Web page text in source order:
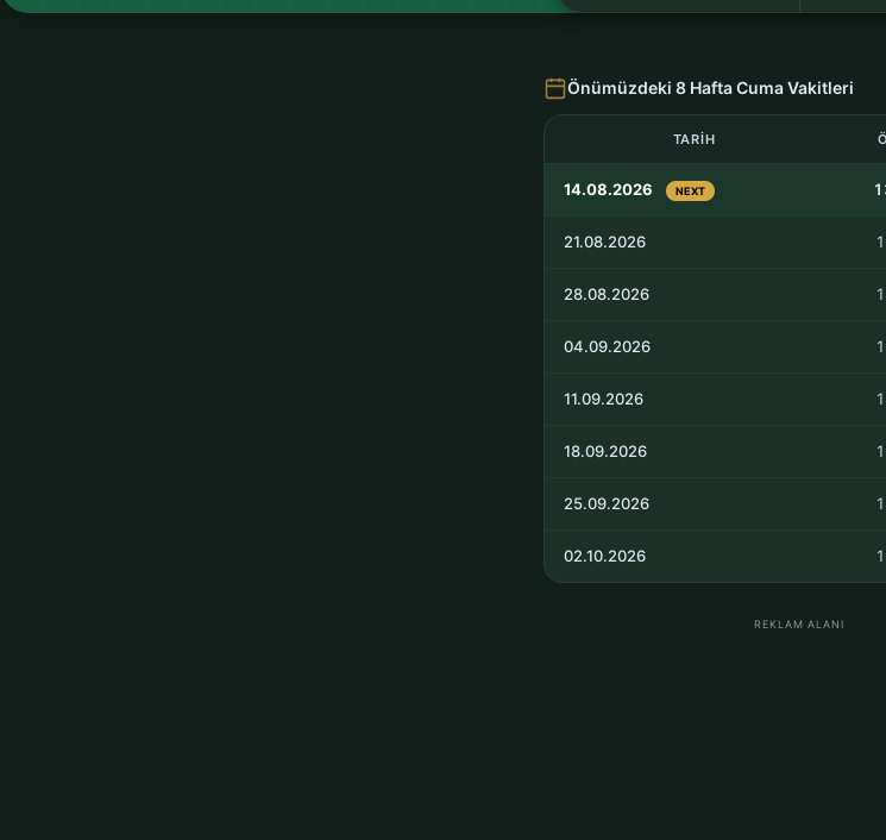
Önümüzdeki 8 Hafta Cuma Vakitleri
TARIH
14.08.2026 NEXT
21.08.2026
28.08.2026
04.09.2026
11.09.2026
18.09.2026
25.09.2026
02.10.2026
REKLAM ALANI